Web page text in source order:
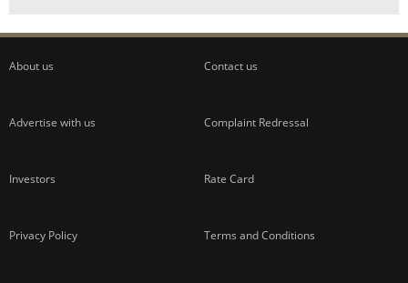
About us Contact us
Advertise with us Complaint Redressal
Investors Rate Card
Privacy Policy Terms and Conditions